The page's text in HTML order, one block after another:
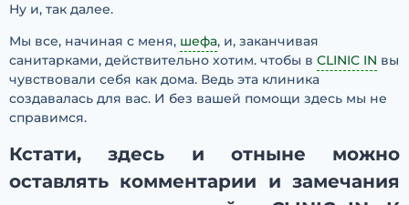
Ну и, так далее.
Мы все, начиная с меня, шефа, и, заканчивая
санитарками, действительно хотим. чтобы в CLINIC IN вы
чувствовали себя как дома. Ведь эта клиника
создавалась для вас. И без вашей помощи здесь мы не
справимся.
Кстати, здесь и отныне можно
оставлять комментарии и замечания